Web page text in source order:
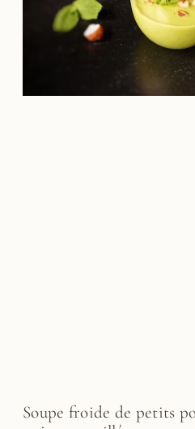
Soupe froide de petits